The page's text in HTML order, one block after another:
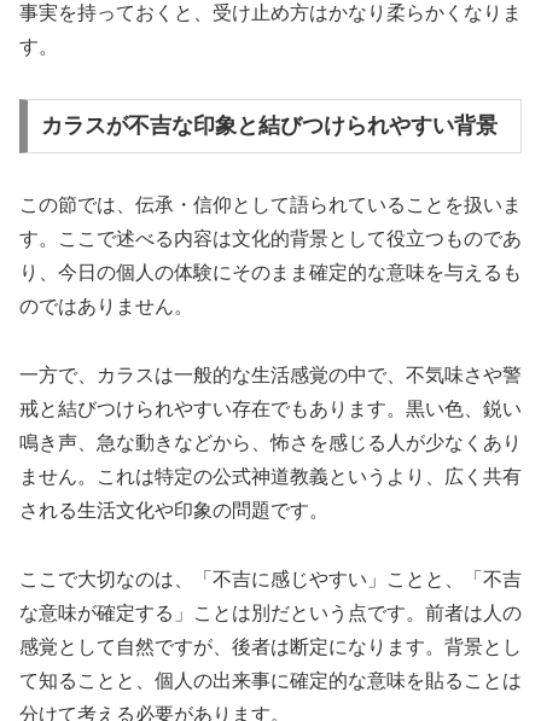
事実を持っておくと、受け止め方はかなり柔らかくなりま
す。
カラスが不吉な印象と結びつけられやすい背景
この節では、伝承・信仰として語られていることを扱いま
す。ここで述べる内容は文化的背景として役立つものであ
り、今日の個人の体験にそのまま確定的な意味を与えるも
のではありません。
一方で、カラスは一般的な生活感覚の中で、不気味さや警
戒と結びつけられやすい存在でもあります。黒い色、鋭い
鳴き声、急な動きなどから、怖さを感じる人が少なくあり
ません。これは特定の公式神道教義というより、広く共有
される生活文化や印象の問題です。
ここで大切なのは、「不吉に感じやすい」ことと、「不吉
な意味が確定する」ことは別だという点です。前者は人の
感覚として自然ですが、後者は断定になります。背景とし
て知ることと、個人の出来事に確定的な意味を貼ることは
分けて考える必要があります。